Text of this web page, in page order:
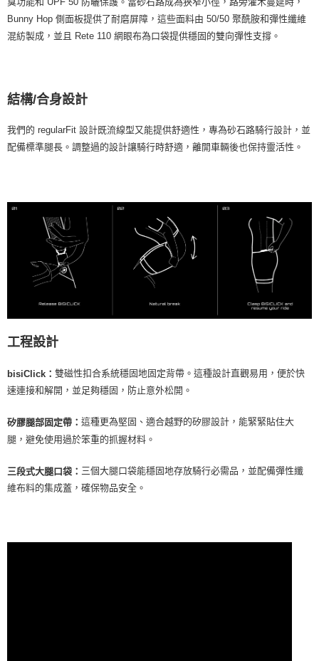
Bunny Hop 側面板提供了耐磨屏障，這些面料由 50/50 聚酰胺和彈性纖維
混紡製成，並且 Rete 110 網眼布為口袋提供穩固的雙向彈性支撐。
結構/合身設計
我們的 regularFit 設計既流線型又能提供舒適性，專為砂石路騎行設計，並
配備標準腿長。調整過的設計讓騎行時舒適，離開車輛後也保持靈活性。
工程設計
bisiClick： 雙磁性扣合系統穩固地固定背帶。這種設計直觀易用，便於快
速連接和解開，並足夠穩固，防止意外松開。
矽膠腿部固定帶： 這種更為堅固、適合越野的矽膠設計，能緊緊貼住大
腿，避免使用過於笨重的抓握材料。
三段式大腿口袋： 三個大腿口袋能穩固地存放騎行必需品，並配備彈性纖
維布料的集成蓋，確保物品安全。